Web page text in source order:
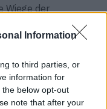
Information
to third parties, or
information for
below opt-out
note that after your
Wiege der
gewordenes
probierst du Weed
Knochen ein
der Steppenwolf
ist das schön.